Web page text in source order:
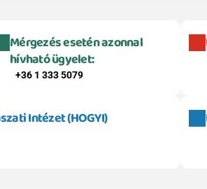
Mérgezés esetén azonnal
hívható ügyelet:
+36 1 333 5079
Intézet (HOGYI)